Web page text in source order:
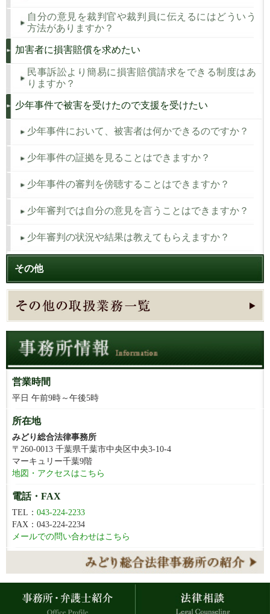
自分の意見を裁判官や裁判員に伝えるにはどういう
方法がありますか？
加害者に損害賠償を求めたい
民事訴訟より簡易に損害賠償請求をできる制度はあ
りますか？
少年事件で被害を受けたので支援を受けたい
少年事件において、被害者は何かできるのですか？
少年事件の証拠を見ることはできますか？
少年事件の審判を傍聴することはできますか？
少年審判では自分の意見を言うことはできますか？
少年審判の状況や結果は教えてもらえますか？
その他
営業時間
平日 午前9時～午後5時
所在地
みどり総合法律事務所
〒260-0013 千葉県千葉市中央区中央3-10-4
マーキュリー千葉9階
地図・アクセスはこちら
電話・FAX
TEL： 043-224-2233
FAX：043-224-2234
メールでの問い合わせはこちら